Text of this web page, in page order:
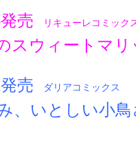
売 リキューレコミック
スウィートマリ
売 ダリアコミックス
、いとしい小鳥